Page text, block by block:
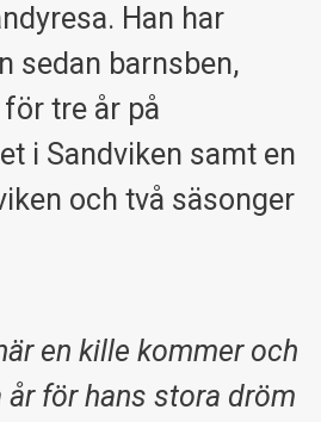
Han har
sedan barnsben,
tre år på
i Sandviken samt en
och två säsonger
en kille kommer och
år för hans stora dröm